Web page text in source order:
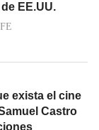
EE.UU.
exista el cine
Castro